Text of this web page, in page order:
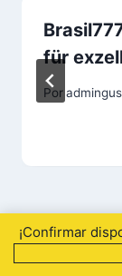
¡Confirmar
für
Por